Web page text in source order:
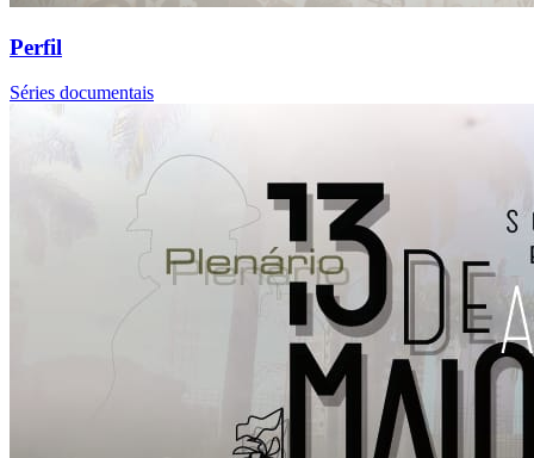
Perfil
Séries documentais